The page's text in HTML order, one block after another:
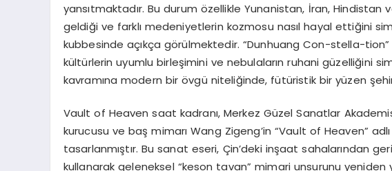
yansıtmaktadır. Bu durum özellikle Yunanistan, İran, Hindistan
geldiği ve farklı medeniyetlerin kozmosu nasıl hayal ettiğini
kubbesinde açıkça görülmektedir. “Dunhuang Con-stella-tion”
kültürlerin uyumlu birleşimini ve nebulaların ruhani güzelliğini
kavramına modern bir övgü niteliğinde, fütüristik bir yüzen
Vault of Heaven saat kadranı, Merkez Güzel Sanatlar
kurucusu ve baş mimarı Wang Zigeng’in “Vault of Heaven”
tasarlanmıştır. Bu sanat eseri, Çin’deki inşaat sahalarından
kullanarak geleneksel “keson tavan” mimari unsurunu yeniden